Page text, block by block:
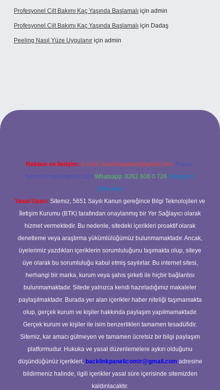
Profesyonel Cilt Bakımı Kaç Yaşında Başlamalı için admin
Profesyonel Cilt Bakımı Kaç Yaşında Başlamalı için Dadaş
Peeling Nasıl Yüze Uygulanır için admin
Reklam ve İletişim: E-mail: backlinkpaneli@gmail.com Teams:
forumhizmeti@gmail.com Whatsapp: 0262 606 0 726 Telegram:
@karabul
Yasal Uyarı: Sitemiz, 5651 Sayılı Kanun gereğince Bilgi Teknolojileri ve
İletişim Kurumu (BTK) tarafından onaylanmış bir Yer Sağlayıcı olarak
hizmet vermektedir. Bu nedenle, sitedeki içerikleri proaktif olarak
denetleme veya araştırma yükümlülüğümüz bulunmamaktadır. Ancak,
üyelerimiz yazdıkları içeriklerin sorumluluğunu taşımakta olup, siteye
üye olarak bu sorumluluğu kabul etmiş sayılırlar. Bu internet sitesi,
herhangi bir marka, kurum veya şahıs şirketi ile hiçbir bağlantısı
bulunmamaktadır. Sitede yalnızca kendi hazırladığımız makaleler
paylaşılmaktadır. Burada yer alan içerikler haber niteliği taşımamakta
olup, gerçek kurum ve kişiler hakkında paylaşım yapılmamaktadır.
Gerçek kurum ve kişiler ile isim benzerlikleri tamamen tesadüfidir.
Sitemiz, kar amacı gütmeyen ve tamamen ücretsiz bir bilgi paylaşım
platformudur. Hukuka ve yasal düzenlemelere aykırı olduğunu
düşündüğünüz içerikleri, backlinkpanelicomtr@gmail.com adresine
bildirmeniz halinde, ilgili içerikler yasal süre içerisinde sitemizden
kaldırılacaktır.